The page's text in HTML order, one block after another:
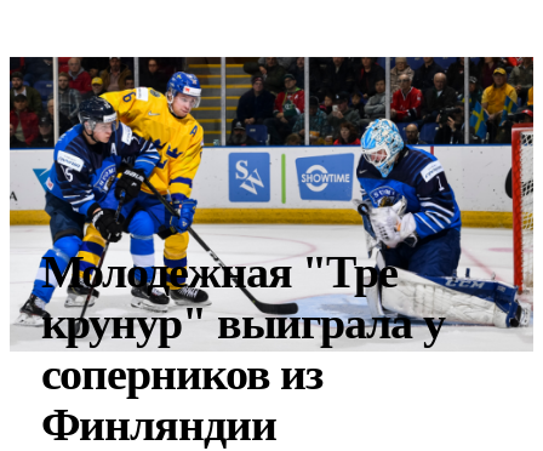
Молодежная "Тре
крунур" выиграла у
соперников из
Финляндии